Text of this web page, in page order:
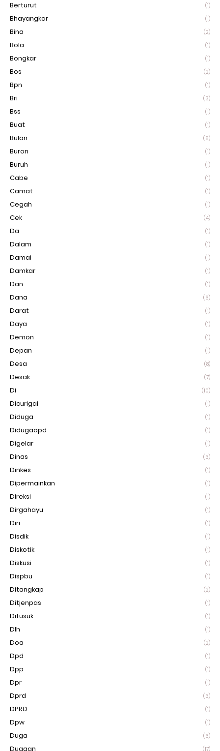
Berturut (1)
Bhayangkar (1)
Bina (2)
Bola (1)
Bongkar (1)
Bos (2)
Bpn (1)
Bri (3)
Bss (1)
Buat (1)
Bulan (6)
Buron (1)
Buruh (1)
Cabe (1)
Camat (1)
Cegah (1)
Cek (4)
Da (1)
Dalam (1)
Damai (1)
Damkar (1)
Dan (1)
Dana (6)
Darat (1)
Daya (1)
Demon (1)
Depan (1)
Desa (8)
Desak (7)
Di (10)
Dicurigai (1)
Diduga (1)
Didugaopd (1)
Digelar (1)
Dinas (3)
Dinkes (1)
Dipermainkan (1)
Direksi (1)
Dirgahayu (1)
Diri (1)
Disdik (1)
Diskotik (1)
Diskusi (1)
Dispbu (1)
Ditangkap (2)
Ditjenpas (1)
Ditusuk (1)
Dlh (1)
Doa (2)
Dpd (1)
Dpp (1)
Dpr (1)
Dprd (3)
DPRD (1)
Dpw (1)
Duga (6)
Dugaan (17)